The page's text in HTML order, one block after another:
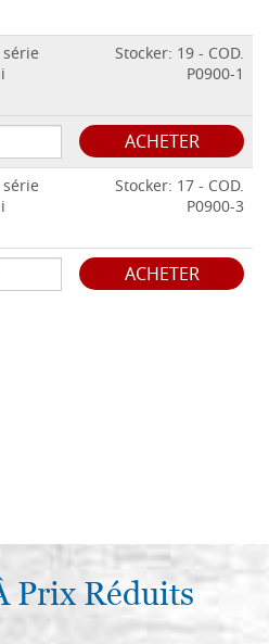
Stocker: 19 - COD.
P0900-1
ACHETER
Stocker: 17 - COD.
P0900-3
ACHETER
Prix Réduits